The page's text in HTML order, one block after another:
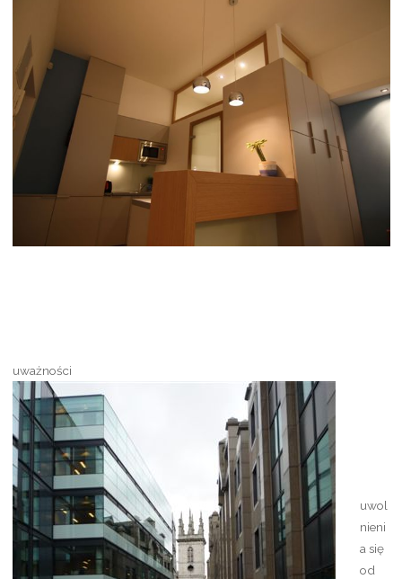
uważności
uwol
nieni
a się
od